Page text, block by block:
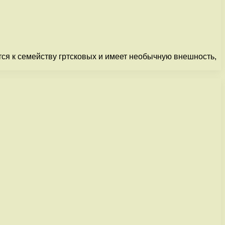
к семейству гртсковых и имеет необычную внешность,